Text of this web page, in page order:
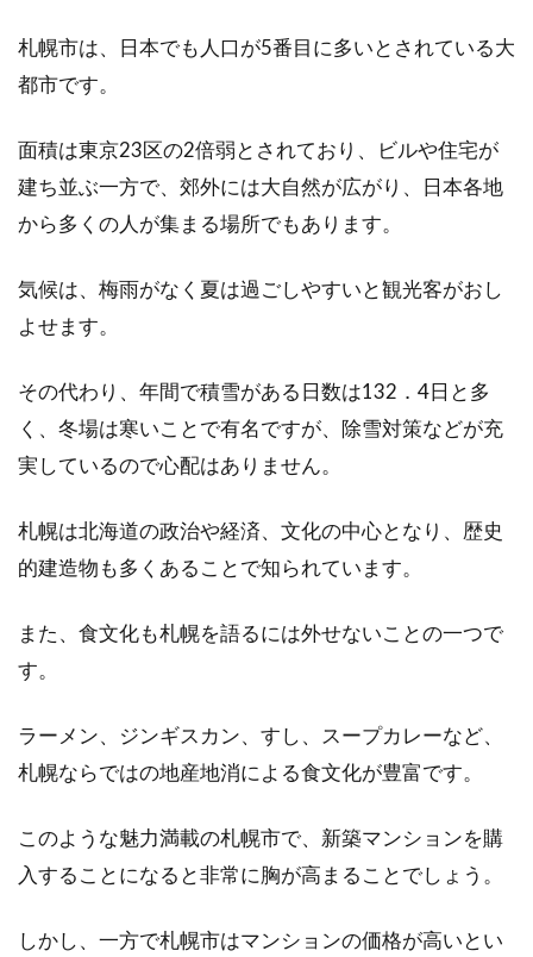
マイホームの新築を検討されている方のなかに
新築のリビングの広さはどれくら
マンションをリフォームしてシステ
理想のキッチンを実現させるために、リフォー
やす...
マンションの宅配ボックスって便利
なの？仕組みや使い方は？
近年、ネットショッピングの普及により、自宅
に荷物が配送される件数が増えています。欲し
札幌市は、日本でも人口が5番目に多いとされている大
都市です。
面積は東京23区の2倍弱とされており、ビルや住宅が
建ち並ぶ一方で、郊外には大自然が広がり、日本各地
から多くの人が集まる場所でもあります。
気候は、梅雨がなく夏は過ごしやすいと観光客がおし
よせます。
その代わり、年間で積雪がある日数は132．4日と多
く、冬場は寒いことで有名ですが、除雪対策などが充
実しているので心配はありません。
札幌は北海道の政治や経済、文化の中心となり、歴史
的建造物も多くあることで知られています。
また、食文化も札幌を語るには外せないことの一つで
す。
ラーメン、ジンギスカン、すし、スープカレーなど、
札幌ならではの地産地消による食文化が豊富です。
このような魅力満載の札幌市で、新築マンションを購
入することになると非常に胸が高まることでしょう。
しかし、一方で札幌市はマンションの価格が高いとい